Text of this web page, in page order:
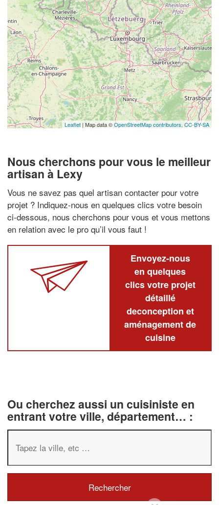
Leaflet | Map data ©OpenStreetMap contributors,CC-BY-SA
Nous cherchons pour vous le meilleur
artisan à Lexy
Vous ne savez pas quel artisan contacter pour votre
projet ? Indiquez-nous en quelques clics votre besoin
ci-dessous, nous cherchons pour vous et vous mettons
en relation avec le pro qu’il vous faut !
Envoyez-nous
en quelques
clics votre projet
détaillé
deconception et
aménagement de
cuisine
Ou cherchez aussi un cuisiniste en
entrant votre ville, département… :